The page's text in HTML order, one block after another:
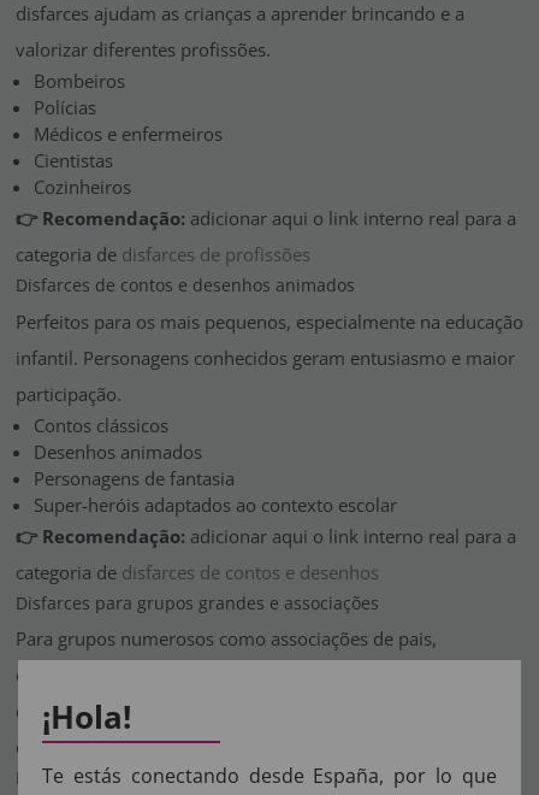
disfarces ajudam as crianças a aprender brincando e a
valorizar diferentes profissões.
Bombeiros
Polícias
Médicos e enfermeiros
Cientistas
Cozinheiros
👉 Recomendação: adicionar aqui o link interno real para a
categoria de disfarces de profissões
Disfarces de contos e desenhos animados
Perfeitos para os mais pequenos, especialmente na educação
infantil. Personagens conhecidos geram entusiasmo e maior
participação.
Contos clássicos
Desenhos animados
Personagens de fantasia
Super-heróis adaptados ao contexto escolar
👉 Recomendação: adicionar aqui o link interno real para a
categoria de disfarces de contos e desenhos
Disfarces para grupos grandes e associações
Para grupos numerosos como associações de pais,
coletividades ou comparsas, é fundamental escolher
disfarces confortáveis, vistosos e fáceis de identificar à
distância.
Ideias de disfarces para grupos numerosos
¡Hola!
Te estás conectando desde España, por lo que